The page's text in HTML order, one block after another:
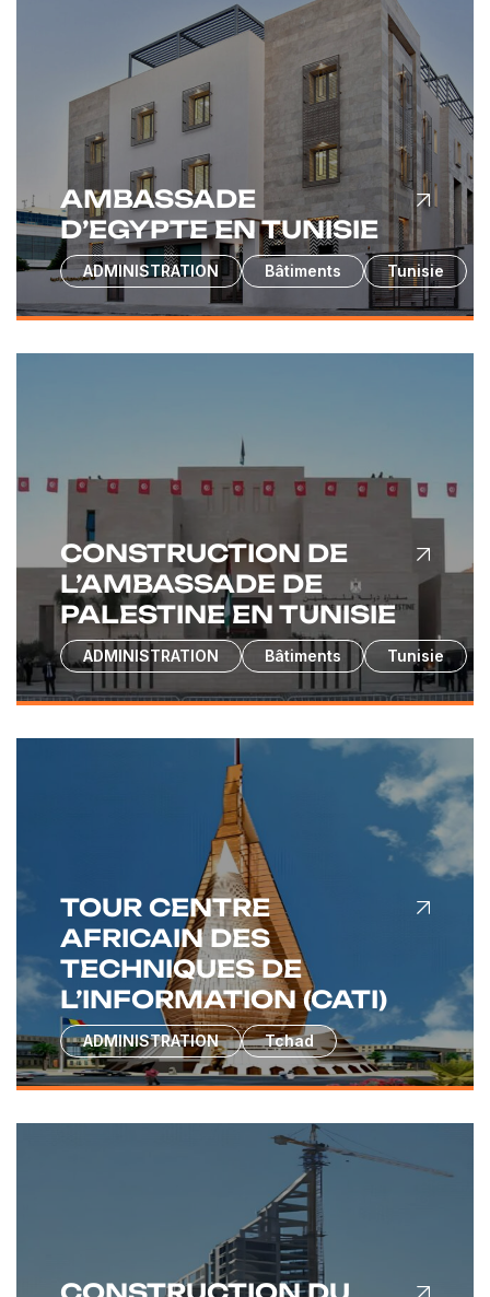
AMBASSADE
D’EGYPTE EN TUNISIE
ADMINISTRATION Bâtiments Tunisie
CONSTRUCTION DE
L’AMBASSADE DE
PALESTINE EN TUNISIE
ADMINISTRATION Bâtiments Tunisie
TOUR CENTRE
AFRICAIN DES
TECHNIQUES DE
L’INFORMATION (CATI)
ADMINISTRATION Tchad